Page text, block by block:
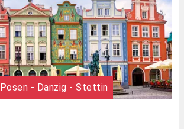
Posen - Danzig - Stettin